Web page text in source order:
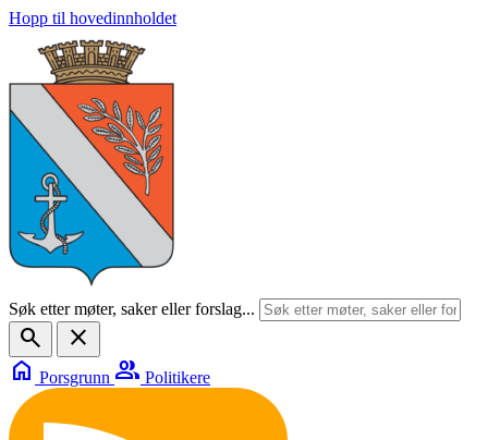
Hopp til hovedinnholdet
Søk etter møter, saker eller forslag...
search
close
home Porsgrunn group Politikere